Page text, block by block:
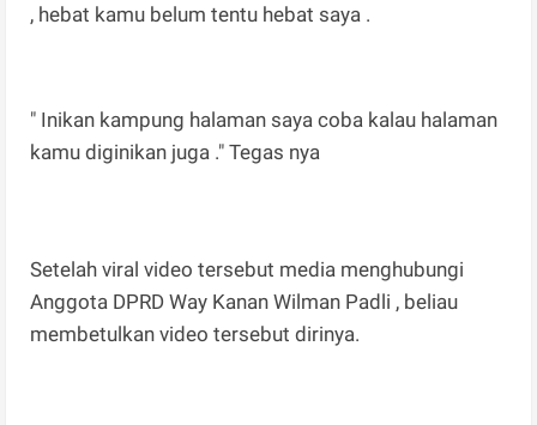
, hebat kamu belum tentu hebat saya .
" Inikan kampung halaman saya coba kalau halaman
kamu diginikan juga ." Tegas nya
Setelah viral video tersebut media menghubungi
Anggota DPRD Way Kanan Wilman Padli , beliau
membetulkan video tersebut dirinya.